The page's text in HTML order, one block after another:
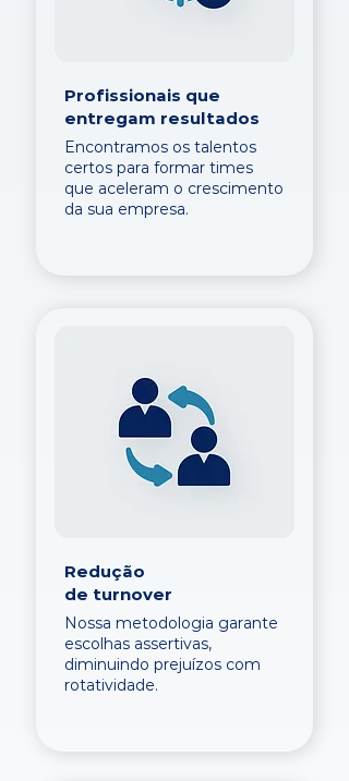
Profissionais que
entregam resultados
Encontramos os talentos
certos para formar times
que aceleram o crescimento
da sua empresa.
Redução
de turnover
Nossa metodologia garante
escolhas assertivas,
diminuindo prejuízos com
rotatividade.